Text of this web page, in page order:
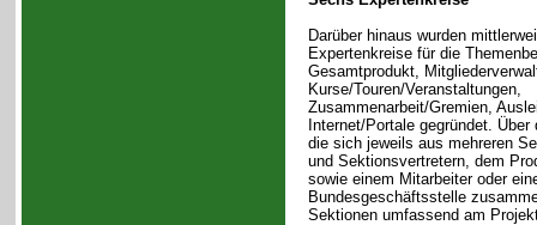
Darüber hinaus wurden
Expertenkreise für die
Gesamtprodukt,
Kurse/Touren/Veranstaltungen,
Zusammenarbeit/Gremien,
Internet/Portale gegründet.
die sich jeweils aus mehreren
und Sektionsvertretern, dem
sowie einem Mitarbeiter oder
Bundesgeschäftsstelle
Sektionen umfassend am